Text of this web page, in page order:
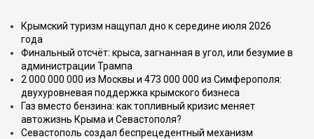
Крымский туризм нащупал дно к середине июля 2026
года
Финальный отсчёт: крыса, загнанная в угол, или безумие в
администрации Трампа
2 000 000 000 из Москвы и 473 000 000 из Симферополя:
двухуровневая поддержка крымского бизнеса
Газ вместо бензина: как топливный кризис меняет
автожизнь Крыма и Севастополя?
Севастополь создал беспрецедентный механизм